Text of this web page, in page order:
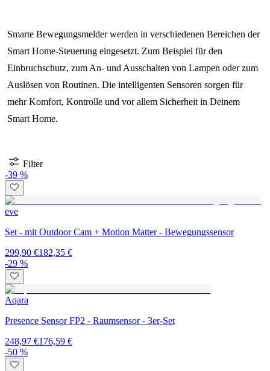
Smarte Bewegungsmelder werden in verschiedenen Bereichen der
Smart Home-Steuerung eingesetzt. Zum Beispiel für den
Einbruchschutz, zum An- und Ausschalten von Lampen oder zum
Auslösen von Routinen. Die intelligenten Sensoren sorgen für
mehr Komfort, Kontrolle und vor allem Sicherheit in Deinem
Smart Home.
Filter
-39 %
eve
Set - mit Outdoor Cam + Motion Matter - Bewegungssensor
299,90 €182,35 €
-29 %
Aqara
Presence Sensor FP2 - Raumsensor - 3er-Set
248,97 €176,59 €
-50 %